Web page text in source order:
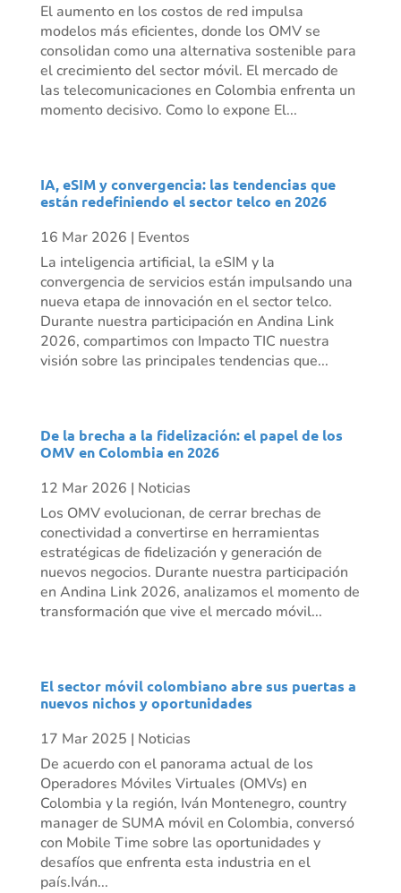
El aumento en los costos de red impulsa
modelos más eficientes, donde los OMV se
consolidan como una alternativa sostenible para
el crecimiento del sector móvil. El mercado de
las telecomunicaciones en Colombia enfrenta un
momento decisivo. Como lo expone El...
IA, eSIM y convergencia: las tendencias que
están redefiniendo el sector telco en 2026
16 Mar 2026 | Eventos
La inteligencia artificial, la eSIM y la
convergencia de servicios están impulsando una
nueva etapa de innovación en el sector telco.
Durante nuestra participación en Andina Link
2026, compartimos con Impacto TIC nuestra
visión sobre las principales tendencias que...
De la brecha a la fidelización: el papel de los
OMV en Colombia en 2026
12 Mar 2026 | Noticias
Los OMV evolucionan, de cerrar brechas de
conectividad a convertirse en herramientas
estratégicas de fidelización y generación de
nuevos negocios. Durante nuestra participación
en Andina Link 2026, analizamos el momento de
transformación que vive el mercado móvil...
El sector móvil colombiano abre sus puertas a
nuevos nichos y oportunidades
17 Mar 2025 | Noticias
De acuerdo con el panorama actual de los
Operadores Móviles Virtuales (OMVs) en
Colombia y la región, Iván Montenegro, country
manager de SUMA móvil en Colombia, conversó
con Mobile Time sobre las oportunidades y
desafíos que enfrenta esta industria en el
país.Iván...